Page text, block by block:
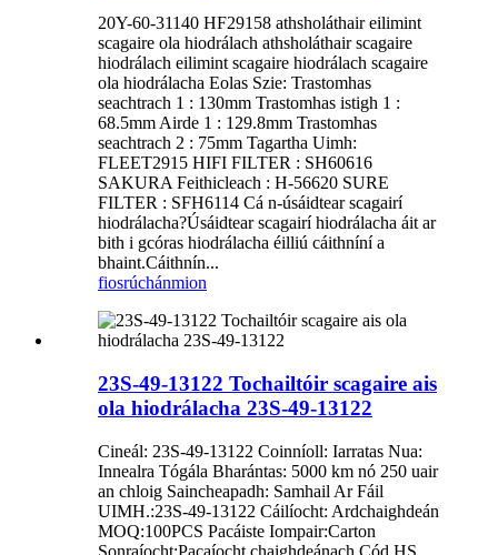
20Y-60-31140 HF29158 athsholáthair eilimint
scagaire ola hiodrálach athsholáthair scagaire
hiodrálach eilimint scagaire hiodrálach scagaire
ola hiodrálacha Eolas Szie: Trastomhas
seachtrach 1 : 130mm Trastomhas istigh 1 :
68.5mm Airde 1 : 129.8mm Trastomhas
seachtrach 2 : 75mm Tagartha Uimh:
FLEET2915 HIFI FILTER : SH60616
SAKURA Feithicleach : H-56620 SURE
FILTER : SFH6114 Cá n-úsáidtear scagairí
hiodrálacha?Úsáidtear scagairí hiodrálacha áit ar
bith i gcóras hiodrálacha éilliú cáithníní a
bhaint.Cáithnín...
fiosrúchánmion
23S-49-13122 Tochailtóir scagaire ais
ola hiodrálacha 23S-49-13122
Cineál: 23S-49-13122 Coinníoll: Iarratas Nua:
Innealra Tógála Bharántas: 5000 km nó 250 uair
an chloig Saincheapadh: Samhail Ar Fáil
UIMH.:23S-49-13122 Cáilíocht: Ardchaighdeán
MOQ:100PCS Pacáiste Iompair:Carton
Sonraíocht:Pacaíocht chaighdeánach Cód HS